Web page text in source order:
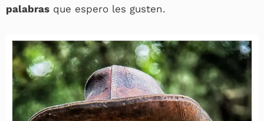
palabras que espero les gusten.